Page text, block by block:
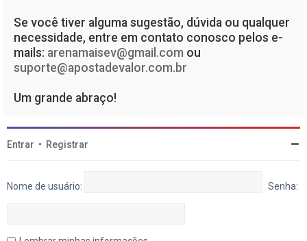
Se você tiver alguma sugestão, dúvida ou qualquer
necessidade, entre em contato conosco pelos e-
mails: arenamaisev@gmail.com ou
suporte@apostadevalor.com.br
Um grande abraço!
Entrar • Registrar
Nome de usuário: Senha: